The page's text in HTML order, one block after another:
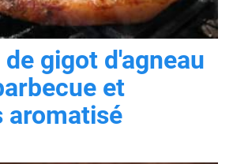
gigot d'agneau
et
aromatisé